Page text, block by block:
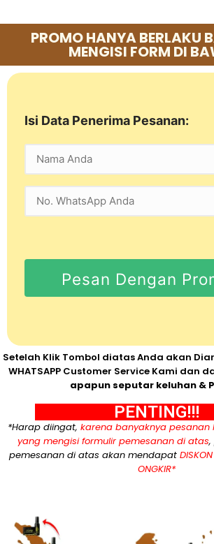
PROMO HANYA BERLAKU
MENGISI FORM DI
Isi Data Penerima Pesanan:
Pesan Dengan
Setelah Klik Tombol diatas Anda akan
WHATSAPP Customer Service Kami dan
apapun seputar keluhan &
PENTING!!!
*Harap diingat, karena banyaknya pesanan
yang mengisi formulir pemesanan di atas,
pemesanan di atas akan mendapat
ONGKIR*